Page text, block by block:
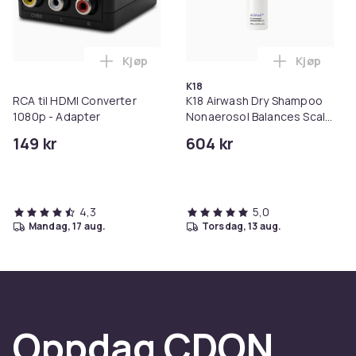
RCA til HDMI Converter
1080p - Adapter
149 kr
Legg RCA til HDMI Converter 1080p -
Kjøp
4,3
mandag, 17 aug.
K18
K18 Airwash Dry Shampoo
Nonaerosol Balances Scalp
604 kr
Legg K18
Kjøp
5,0
torsdag, 13 aug.